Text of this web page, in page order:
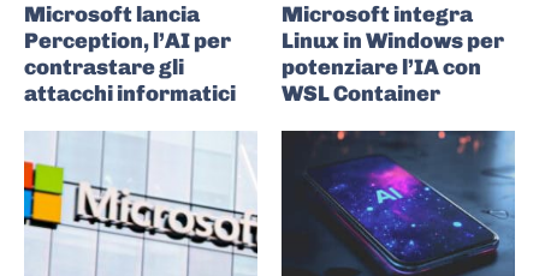
Microsoft lancia
Perception, l’AI per
contrastare gli
attacchi informatici
Microsoft integra
Linux in Windows per
potenziare l’IA con
WSL Container